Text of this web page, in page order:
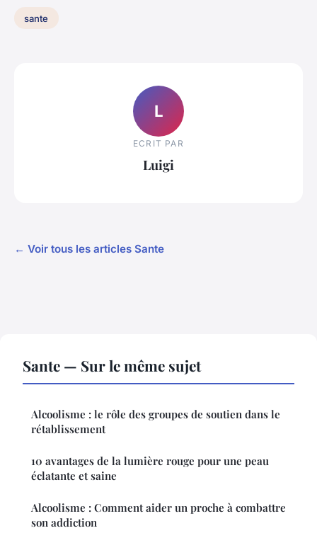
sante
L
ECRIT PAR
Luigi
← Voir tous les articles Sante
Sante — Sur le même sujet
Alcoolisme : le rôle des groupes de soutien dans le
rétablissement
10 avantages de la lumière rouge pour une peau
éclatante et saine
Alcoolisme : Comment aider un proche à combattre
son addiction